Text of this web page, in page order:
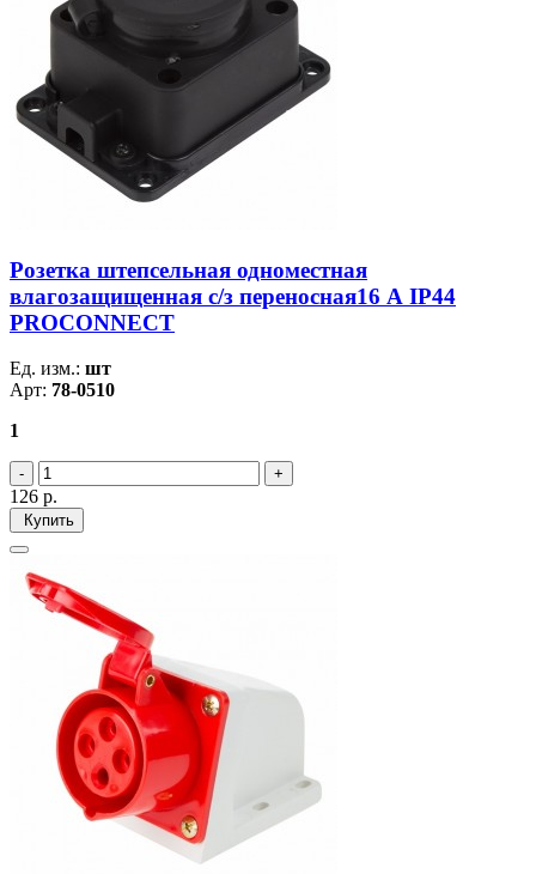
Розетка штепсельная одноместная
влагозащищенная с/з переносная16 А IP44
PROCONNECT
Ед. изм.: шт
Арт: 78-0510
1
126 р.
Купить